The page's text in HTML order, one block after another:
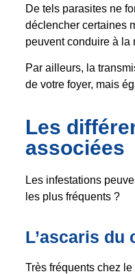
De tels parasites ne
déclencher certaines
peuvent conduire à la
Par ailleurs, la
de votre foyer, mais
Les
associées
Les infestations
les plus fréquents ?
L’ascaris du
Très fréquents chez